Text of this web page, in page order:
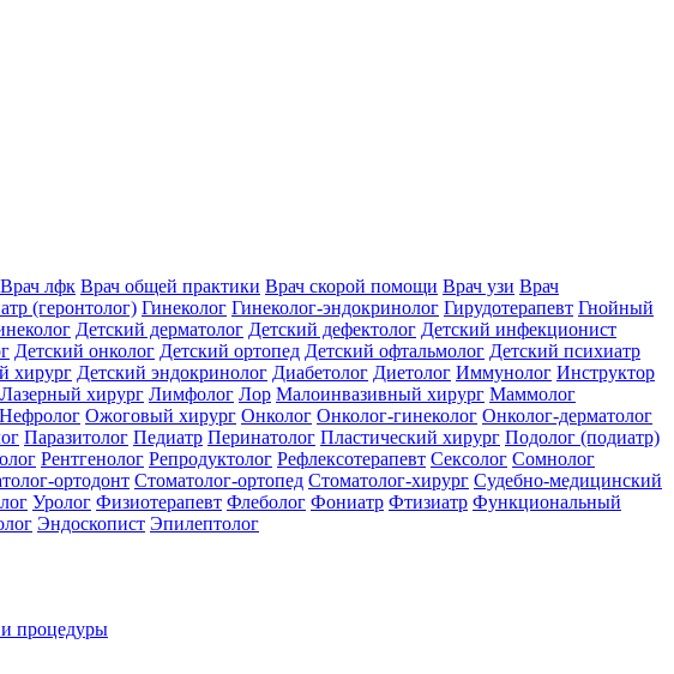
Врач лфк Врач общей практики Врач скорой помощи Врач узи Врач
(геронтолог) Гинеколог Гинеколог-эндокринолог Гирудотерапевт Гнойный
Детский дерматолог Детский дефектолог Детский инфекционист
Детский онколог Детский ортопед Детский офтальмолог Детский психиатр
хирург Детский эндокринолог Диабетолог Диетолог Иммунолог Инструктор
Лазерный хирург Лимфолог Лор Малоинвазивный хирург Маммолог
Нефролог Ожоговый хирург Онколог Онколог-гинеколог Онколог-дерматолог
Паразитолог Педиатр Перинатолог Пластический хирург Подолог (подиатр)
Рентгенолог Репродуктолог Рефлексотерапевт Сексолог Сомнолог
ортодонт Стоматолог-ортопед Стоматолог-хирург Судебно-медицинский
Уролог Физиотерапевт Флеболог Фониатр Фтизиатр Функциональный
Эндоскопист Эпилептолог
процедуры